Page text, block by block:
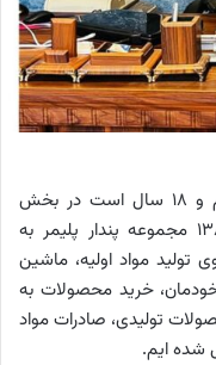
دکتر پناهنده: بنده دکترای شیمی آلی دارم و 18 سال است در بخش
بازیافت کشور فعالیت می کنم. سال 1387 مجموعه پندار پلیمر به
تولید مواد اولیه، ماشین
خرید محصولات به
تولیدی، صادرات مواد
شده ایم.